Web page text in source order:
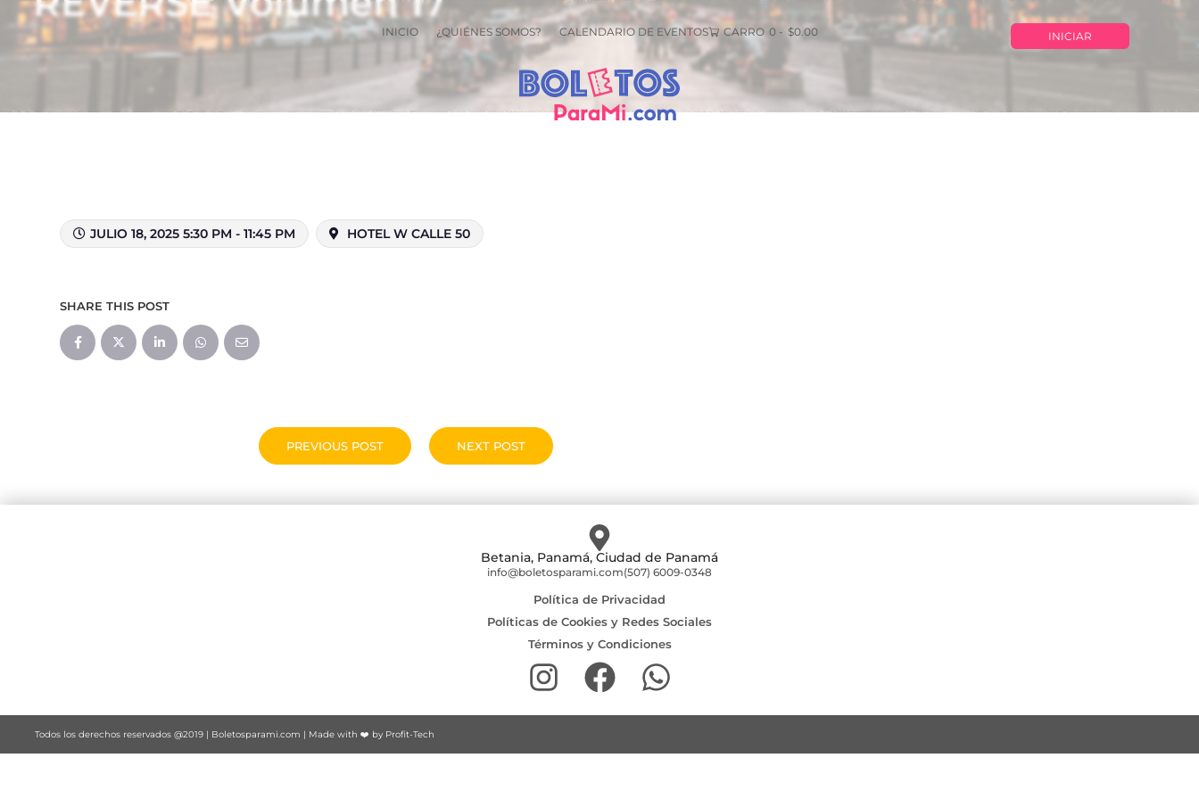
INICIO ¿QUIÉNES SOMOS? CALENDARIO DE EVENTOS CARRO 0- $0.00 INICIAR
JULIO 18, 2025 5:30 PM - 11:45 PM HOTEL W CALLE 50
SHARE THIS POST
PREVIOUS POST NEXT POST
Betania, Panamá, Ciudad de Panamá
info@boletosparami.com(507) 6009-0348
Política de Privacidad
Políticas de Cookies y Redes Sociales
Términos y Condiciones
Todos los derechos reservados @2019 | Boletosparami.com | Made with ❤️ by Profit-Tech